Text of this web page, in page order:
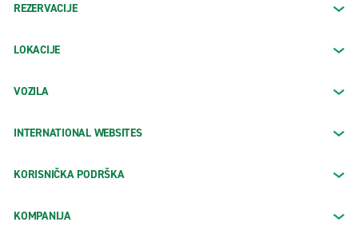
REZERVACIJE
LOKACIJE
VOZILA
INTERNATIONAL WEBSITES
KORISNIČKA PODRŠKA
KOMPANIJA